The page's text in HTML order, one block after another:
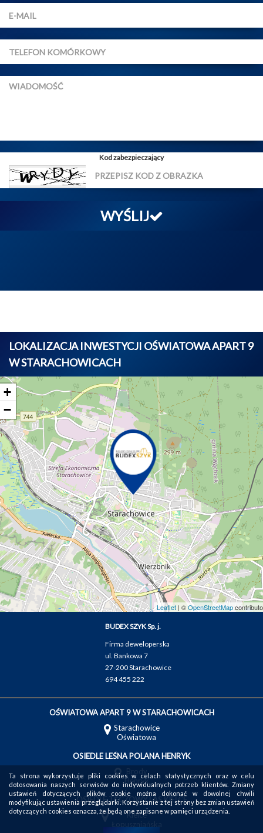
Kod zabezpieczający
WYŚLIJ
LOKALIZACJA INWESTYCJI OŚWIATOWA APART 9
W STARACHOWICACH
+
−
Leaflet | ©OpenStreetMap
BUDEX SZYK Sp. j.
Firma deweloperska
ul. Bankowa 7
27-200 Starachowice
694 455 222
OŚWIATOWA APART 9 W STARACHOWICACH
Starachowice
Oświatowa
OSIEDLE LEŚNA POLANA HENRYK
Henryk
OSIEDLE TĘCZOWY LAS KIELCE
Kielce
Ta strona wykorzystuje pliki cookies w celach statystycznych oraz w celu
dotosowania naszych serwisów do indywidualnych potrzeb klientów. Zmiany
ustawień dotyczących plików cookie można dokonać w dowolnej chwili
modyfikując ustawienia przeglądarki. Korzystanie z tej strony bez zmian ustawień
dotyczących cookies oznacza, że będą one zapisane w pamięci urządzenia.